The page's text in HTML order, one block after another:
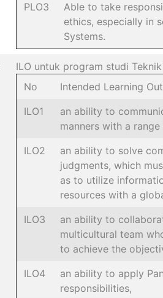
PLO3
Able to take
ethics, especially in
Systems.
ILO untuk program studi
No
Intended Learning
ILO1
an ability to
manners with a
ILO2
an ability to solve
judgments, which
as to utilize
resources with a
ILO3
an ability to
multicultural team
to achieve the
ILO4
an ability to apply
responsibilities,